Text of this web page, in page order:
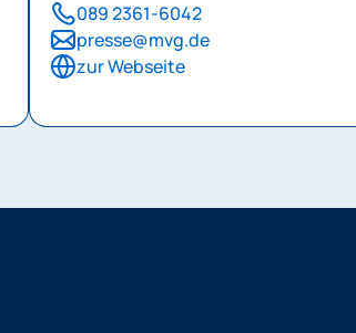
089 2361-6042
presse@mvg.de
zur Webseite